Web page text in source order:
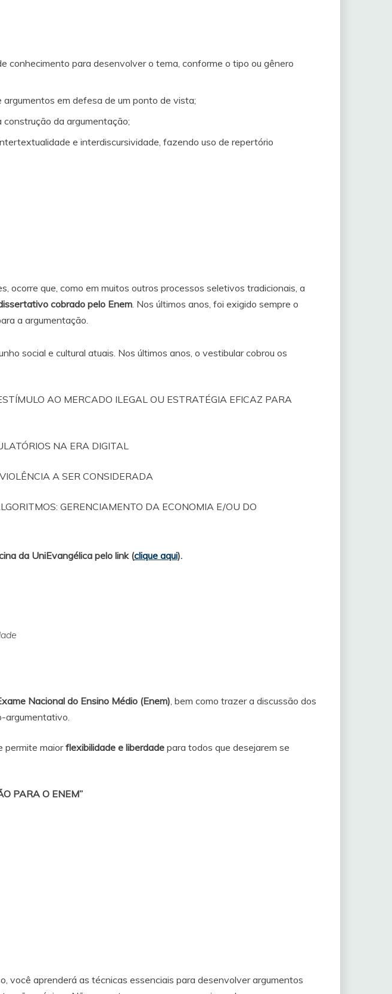
conhecimento para desenvolver o tema, conforme o tipo ou gênero
em defesa de um ponto de vista;
da argumentação;
e interdiscursividade, fazendo uso de repertório
ocorre que, como em muitos outros processos seletivos tradicionais, a
cobrado pelo Enem. Nos últimos anos, foi exigido sempre o
a argumentação.
social e cultural atuais. Nos últimos anos, o vestibular cobrou os
AO MERCADO ILEGAL OU ESTRATÉGIA EFICAZ PARA
NA ERA DIGITAL
A SER CONSIDERADA
GERENCIAMENTO DA ECONOMIA E/OU DO
da UniEvangélica pelo link (clique aqui).
Nacional do Ensino Médio (Enem), bem como trazer a discussão dos
argumentativo.
permite maiorflexibilidade e liberdade para todos que desejarem se
PARA O ENEM”
você aprenderá as técnicas essenciais para desenvolver argumentos